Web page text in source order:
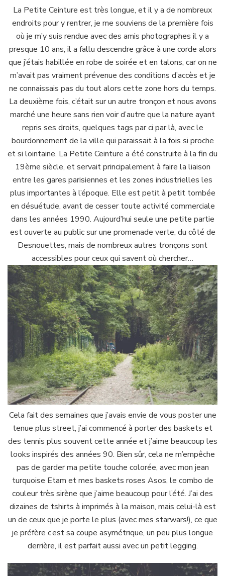
La Petite Ceinture est très longue, et il y a de nombreux
endroits pour y rentrer, je me souviens de la première fois
où je m’y suis rendue avec des amis photographes il y a
presque 10 ans, il a fallu descendre grâce à une corde alors
que j’étais habillée en robe de soirée et en talons, car on ne
m’avait pas vraiment prévenue des conditions d’accès et je
ne connaissais pas du tout alors cette zone hors du temps.
La deuxième fois, c’était sur un autre tronçon et nous avons
marché une heure sans rien voir d’autre que la nature ayant
repris ses droits, quelques tags par ci par là, avec le
bourdonnement de la ville qui paraissait à la fois si proche
et si lointaine. La Petite Ceinture a été construite à la fin du
19ème siècle, et servait principalement à faire la liaison
entre les gares parisiennes et les zones industrielles les
plus importantes à l’époque. Elle est petit à petit tombée
en désuétude, avant de cesser toute activité commerciale
dans les années 1990. Aujourd’hui seule une petite partie
est ouverte au public sur une promenade verte, du côté de
Desnouettes, mais de nombreux autres tronçons sont
accessibles pour ceux qui savent où chercher…
Cela fait des semaines que j’avais envie de vous poster une
tenue plus street, j’ai commencé à porter des baskets et
des tennis plus souvent cette année et j’aime beaucoup les
looks inspirés des années 90. Bien sûr, cela ne m’empêche
pas de garder ma petite touche colorée, avec mon jean
turquoise Etam et mes baskets roses Asos, le combo de
couleur très sirène que j’aime beaucoup pour l’été. J’ai des
dizaines de tshirts à imprimés à la maison, mais celui-là est
un de ceux que je porte le plus (avec mes starwars!), ce que
je préfère c’est sa coupe asymétrique, un peu plus longue
derrière, il est parfait aussi avec un petit legging.